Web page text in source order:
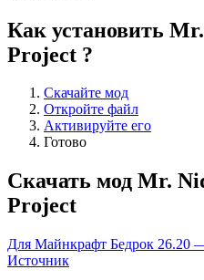
Как установить
Project ?
Скачайте мод
Откройте файл
Активируйте его
Готово
Скачать мод Mr.
Project
Для Майнкрафт Бедрок 26.20
Источник